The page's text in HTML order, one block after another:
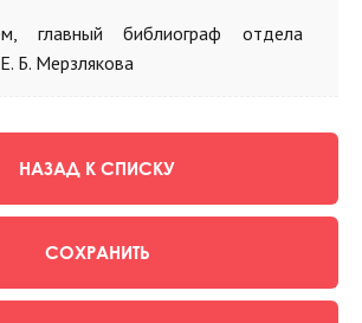
главный библиограф отдела
Б. Мерзлякова
НАЗАД К СПИСКУ
СОХРАНИТЬ